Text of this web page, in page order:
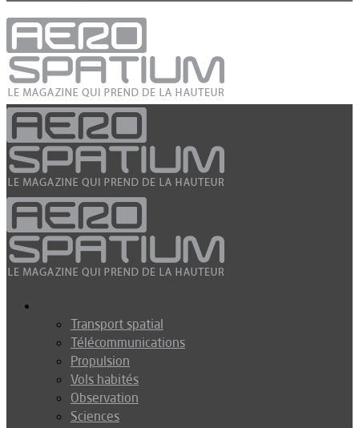
Transport spatial
Télécommunications
Propulsion
Vols habités
Observation
Sciences